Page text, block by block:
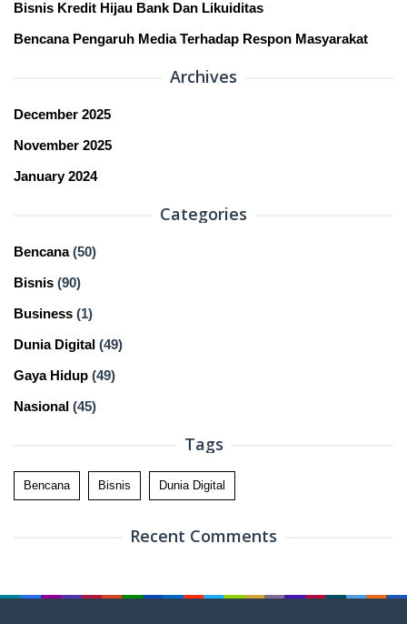
Bisnis Kredit Hijau Bank Dan Likuiditas
Bencana Pengaruh Media Terhadap Respon Masyarakat
Archives
December 2025
November 2025
January 2024
Categories
Bencana(50)
Bisnis (90)
Business (1)
Dunia Digital (49)
Gaya Hidup (49)
Nasional (45)
Tags
Bencana Bisnis Dunia Digital
Recent Comments